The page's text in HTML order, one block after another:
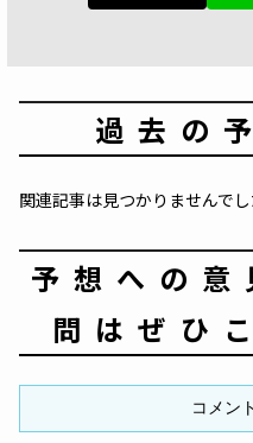
過去の
関連記事は見つかりませんでし
予想への意
問はぜひ
コメン